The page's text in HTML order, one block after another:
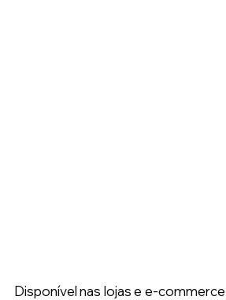
Disponível nas lojas e e-